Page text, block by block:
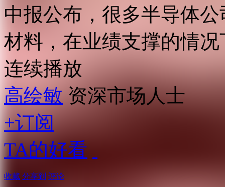
中报公布，很多半导体
材料，在业绩支撑的情
连续播放
高绘敏 资深市场人士
+订阅
TA的好看
收藏 分享到 评论